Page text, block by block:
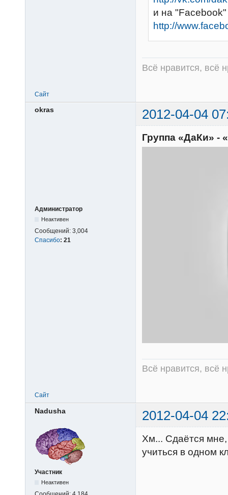
и на "Facebook"
http://
Всё нравится, всё
Сайт
okras 2012-04-04
Администратор
Неактивен
Сообщений: 3,004
Спасибо: 21
Группа «ДаКи» -
Всё нравится, всё
Сайт
Nadusha 2012-04-04
Участник
Неактивен
Хм... Сдаётся
учиться в одном